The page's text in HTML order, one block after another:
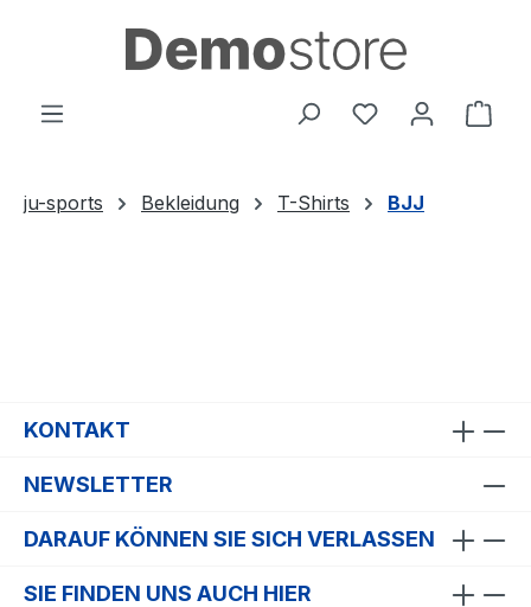
Zum Hauptinhalt springen
Du hast 0
ju-sports Bekleidung T-Shirts BJJ
KONTAKT
NEWSLETTER
DARAUF KÖNNEN SIE SICH VERLASSEN
SIE FINDEN UNS AUCH HIER